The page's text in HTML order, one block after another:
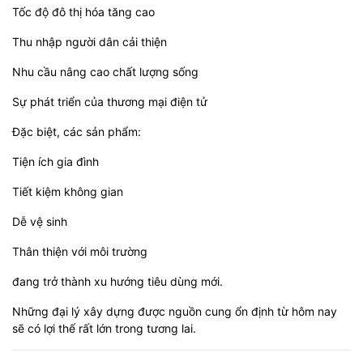
Tốc độ đô thị hóa tăng cao
Thu nhập người dân cải thiện
Nhu cầu nâng cao chất lượng sống
Sự phát triển của thương mại điện tử
Đặc biệt, các sản phẩm:
Tiện ích gia đình
Tiết kiệm không gian
Dễ vệ sinh
Thân thiện với môi trường
đang trở thành xu hướng tiêu dùng mới.
Những đại lý xây dựng được nguồn cung ổn định từ hôm nay
sẽ có lợi thế rất lớn trong tương lai.